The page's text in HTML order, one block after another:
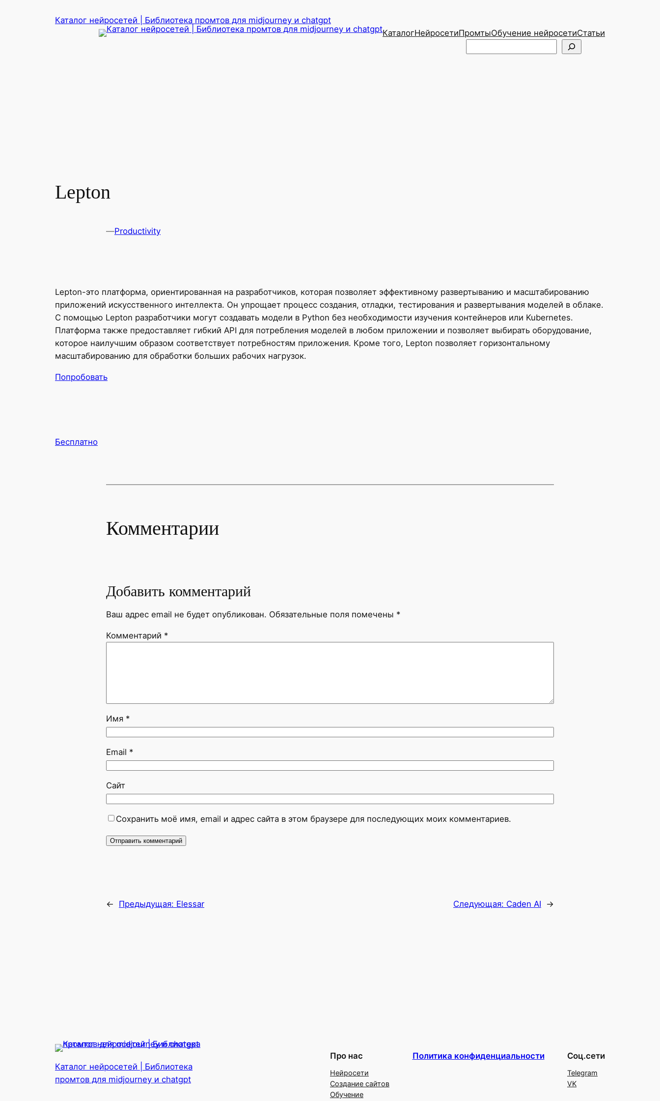
Каталог нейросетей | Библиотека промтов для midjourney и chatgpt
КаталогНейросетиПромтыОбучение нейросетиСтатьи
Telegram
Lepton
—Productivity
Lepton-это платформа, ориентированная на разработчиков, которая позволяет эффективному развертыванию и масштабированию
приложений искусственного интеллекта. Он упрощает процесс создания, отладки, тестирования и развертывания моделей в облаке.
С помощью Lepton разработчики могут создавать модели в Python без необходимости изучения контейнеров или Kubernetes.
Платформа также предоставляет гибкий API для потребления моделей в любом приложении и позволяет выбирать оборудование,
которое наилучшим образом соответствует потребностям приложения. Кроме того, Lepton позволяет горизонтальному
масштабированию для обработки больших рабочих нагрузок.
Попробовать
Бесплатно
Комментарии
Добавить комментарий
Ваш адрес email не будет опубликован. Обязательные поля помечены *
Комментарий *
Имя *
Email *
Сайт
Сохранить моё имя, email и адрес сайта в этом браузере для последующих моих комментариев.
← Предыдущая: Elessar Следующая: Caden AI →
Каталог нейросетей | Библиотека
промтов для midjourney и chatgpt
Про нас
Нейросети
Создание сайтов
Обучение
Политика конфиденциальности Соц.сети
Telegram
VK